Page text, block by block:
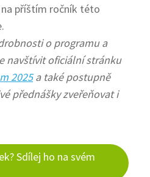
příštím ročník této
o programu a
navštívit oficiální stránku
2025a také postupně
přednášky zveřeňovat i
Sdílej ho na svém